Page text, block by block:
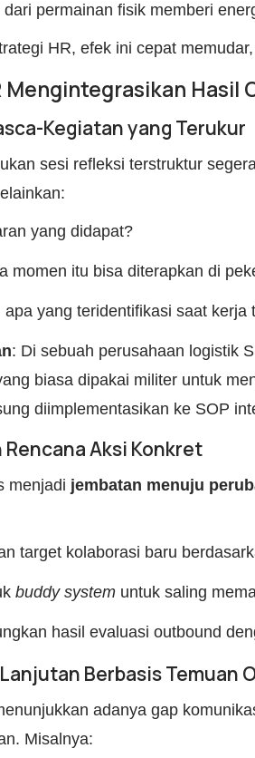
permainan fisik memberi
HR, efek ini cepat
Mengintegrasikan Hasil
Kegiatan yang Terukur
sesi refleksi terstruktur
yang didapat?
momen itu bisa diterapkan di
apa yang teridentifikasi saat kerja
: Di sebuah perusahaan logistik
biasa dipakai militer untuk
diimplementasikan ke SOP
Rencana Aksi Konkret
menjadi jembatan menuju
target kolaborasi baru
buddy system untuk saling
hasil evaluasi outbound
Berbasis Temuan
adanya gap
Misalnya: